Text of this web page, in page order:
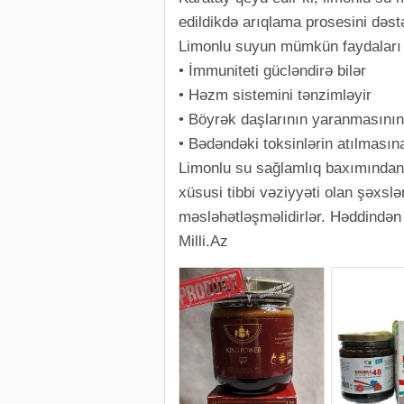
edildikdə arıqlama prosesini
Limonlu suyun mümkün faydaları
• İmmuniteti gücləndirə bilər
• Həzm sistemini tənzimləyir
• Böyrək daşlarının
• Bədəndəki toksinlərin
Limonlu su sağlamlıq
xüsusi tibbi vəziyyəti olan
məsləhətləşməlidirlər.
Milli.Az